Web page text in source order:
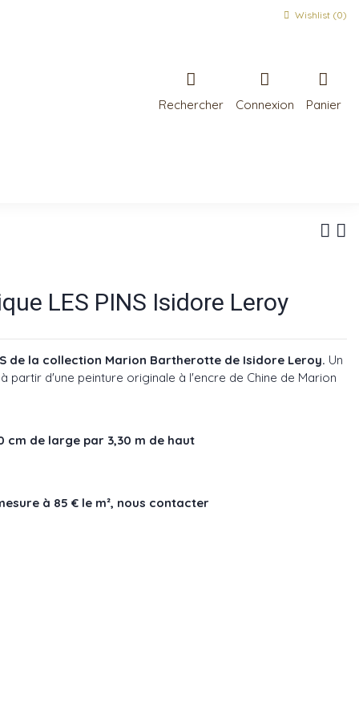
Wishlist (0)
Rechercher Connexion Panier
LES PINS Isidore Leroy
de la collection Marion Bartherotte de Isidore Leroy. Un
partir d'une peinture originale à l'encre de Chine de Marion
cm de large par 3,30 m de haut
à 85 € le m², nous contacter